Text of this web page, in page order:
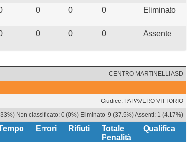
0 0 0 Eliminato
0 0 0 Assente
CENTRO MARTINELLI ASD
Giudice: PAPAVERO VITTORIO
Non classificato: 0 (0%) Eliminato: 9 (37.5%) Assenti: 1 (4.17%)
Errori Rifiuti
Totale
Penalità
Qualifica